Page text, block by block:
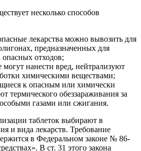
несколько способов
лекарства можно вывозить для
предназначенных для
отходов;
могут нанести вред, нейтрализуют
химическими веществами;
к опасным или химически
термического обеззараживания за
особыми газами или сжигания.
таблеток выбирают в
и вида лекарств. Требование
в Федеральном законе № 86-
В ст. 31 этого закона